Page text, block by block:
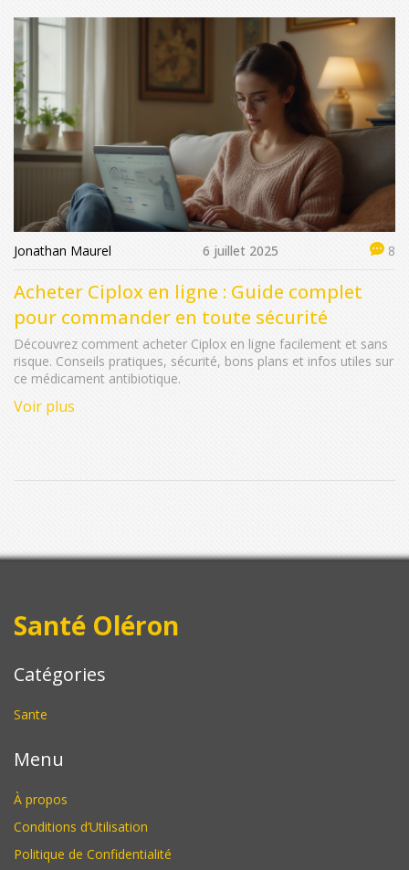
Jonathan Maurel 6 juillet 2025 8
Acheter Ciplox en ligne : Guide complet
pour commander en toute sécurité
Découvrez comment acheter Ciplox en ligne facilement et sans
risque. Conseils pratiques, sécurité, bons plans et infos utiles sur
ce médicament antibiotique.
Voir plus
Santé Oléron
Catégories
Sante
Menu
À propos
Conditions d’Utilisation
Politique de Confidentialité